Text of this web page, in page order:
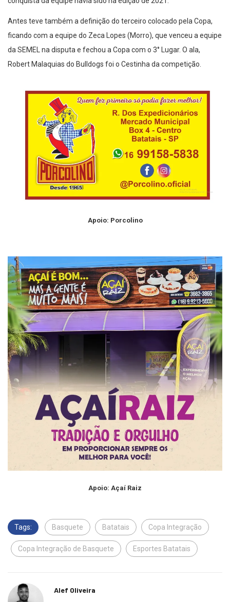
conquista da equipe havia sido na edição de 2021.
Antes teve também a definição do terceiro colocado pela Copa,
ficando com a equipe do Zeca Lopes (Morro), que venceu a equipe
da SEMEL na disputa e fechou a Copa com o 3° Lugar. O ala,
Robert Malaquias do Bulldogs foi o Cestinha da competição.
Apoio: Porcolino
Apoio: Açaí Raiz
Tags: Basquete Batatais Copa Integração
Copa Integração de Basquete Esportes Batatais
Alef Oliveira